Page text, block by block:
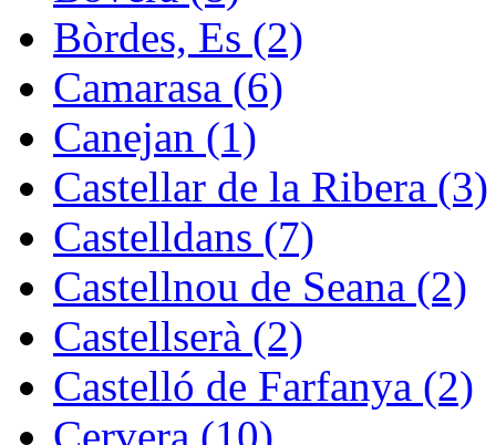
Bòrdes, Es (2)
Camarasa (6)
Canejan (1)
Castellar de la Ribera (3)
Castelldans (7)
Castellnou de Seana (2)
Castellserà (2)
Castelló de Farfanya (2)